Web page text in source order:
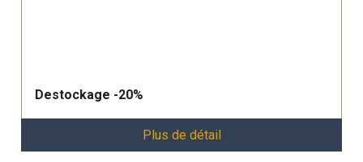
Destockage -20%
Plus de détail